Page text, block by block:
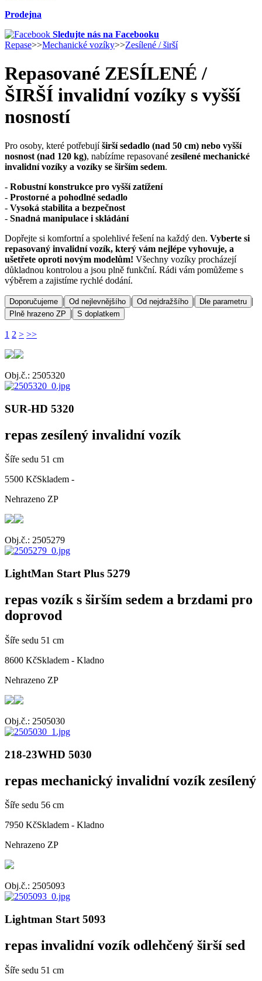
Prodejna
Sledujte nás na Facebooku
Repase>>Mechanické vozíky>>Zesílené / širší
Repasované ZESÍLENÉ /
ŠIRŠÍ invalidní vozíky s vyšší
nosností
Pro osoby, které potřebujíširší sedadlo (nad 50 cm) nebo vyšší
nosnost (nad 120 kg), nabízíme repasované zesílené mechanické
invalidní vozíky a vozíky se širším sedem.
- Robustní konstrukce pro vyšší zatížení
- Prostorné a pohodlné sedadlo
- Vysoká stabilita a bezpečnost
- Snadná manipulace i skládání
Dopřejte si komfortní a spolehlivé řešení na každý den. Vyberte si
repasovaný invalidní vozík, který vám nejlépe vyhovuje, a
ušetřete oproti novým modelům! Všechny vozíky procházejí
důkladnou kontrolou a jsou plně funkční. Rádi vám pomůžeme s
výběrem a zajistíme rychlé dodání.
Doporučujeme | Od nejlevnějšího | Od nejdražšího | Dle parametru |
Plně hrazeno ZP | S doplatkem
1 2 > >>
Obj.č.: 2505320
SUR-HD 5320
repas zesílený invalidní vozík
Šíře sedu 51 cm
5500 KčSkladem -
Nehrazeno ZP
Obj.č.: 2505279
LightMan Start Plus 5279
repas vozík s širším sedem a brzdami pro
doprovod
Šíře sedu 51 cm
8600 KčSkladem - Kladno
Nehrazeno ZP
Obj.č.: 2505030
218-23WHD 5030
repas mechanický invalidní vozík zesílený
Šíře sedu 56 cm
7950 KčSkladem - Kladno
Nehrazeno ZP
Obj.č.: 2505093
Lightman Start 5093
repas invalidní vozík odlehčený širší sed
Šíře sedu 51 cm